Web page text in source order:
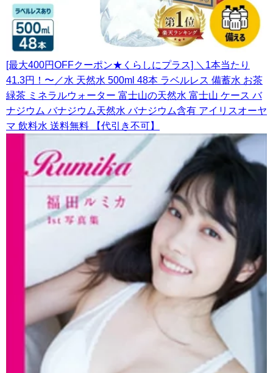
[最大400円OFFクーポン★くらしにプラス] ＼1本当たり
41.3円！〜／水 天然水 500ml 48本 ラベルレス 備蓄水 お茶
緑茶 ミネラルウォーター 富士山の天然水 富士山 ケース バ
ナジウム バナジウム天然水 バナジウム含有 アイリスオーヤ
マ 飲料水 送料無料 【代引き不可】